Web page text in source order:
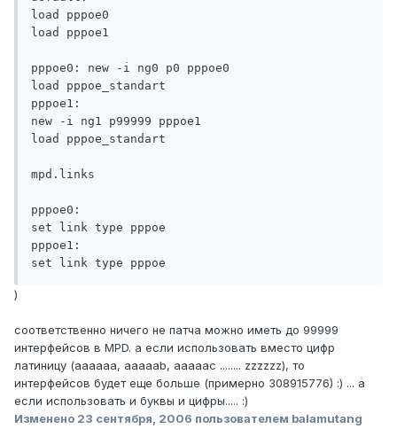
load pppoe0
load pppoe1
pppoe0: new -i ng0 p0 pppoe0
load pppoe_standart
pppoe1:
new -i ng1 p99999 pppoe1
load pppoe_standart
mpd.links
pppoe0:
set link type pppoe
pppoe1:
set link type pppoe
)
соответственно ничего не патча можно иметь до 99999
интерфейсов в MPD. а если использовать вместо цифр
латиницу (aaaaaa, aaaaab, aaaaac ........ zzzzzz), то
интерфейсов будет еще больше (примерно 308915776) :) ... а
если использовать и буквы и цифры..... :)
Изменено 23 сентября, 2006 пользователем balamutang